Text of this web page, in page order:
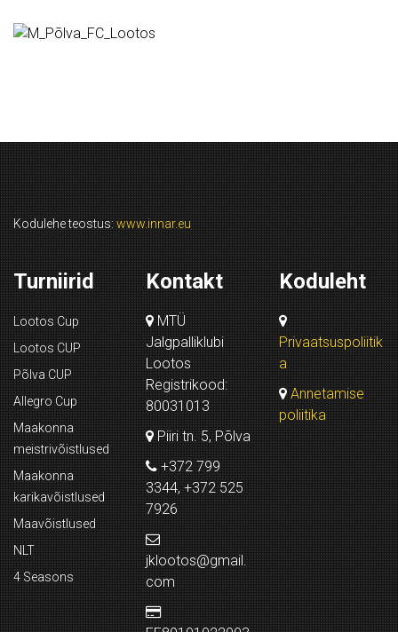
Kodulehe teostus: www.innar.eu
Turniirid
Lootos Cup
Lootos CUP
Põlva CUP
Allegro Cup
Maakonna
meistrivõistlused
Maakonna
karikavõistlused
Maavõistlused
NLT
4 Seasons
Kontakt
MTÜ
Jalgpalliklubi
Lootos
Registrikood:
80031013
Piiri tn. 5, Põlva
+372 799
3344, +372 525
7926
jklootos@gmail.
com
Koduleht
Privaatsuspoliitik
a
Annetamise
poliitika